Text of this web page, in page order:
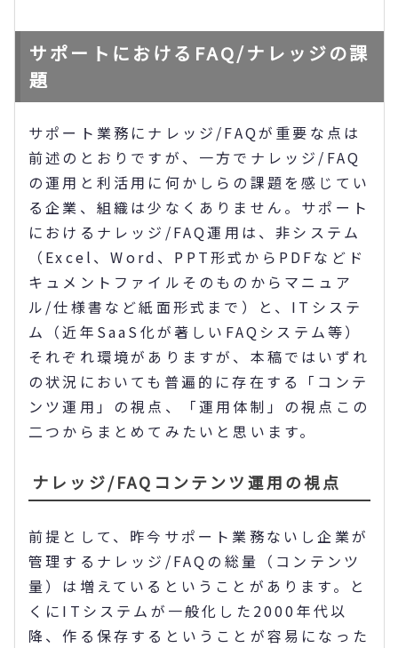
サポートにおけるFAQ/ナレッジの課
題
サポート業務にナレッジ/FAQが重要な点は
前述のとおりですが、一方でナレッジ/FAQ
の運用と利活用に何かしらの課題を感じてい
る企業、組織は少なくありません。サポート
におけるナレッジ/FAQ運用は、非システム
（Excel、Word、PPT形式からPDFなどド
キュメントファイルそのものからマニュア
ル/仕様書など紙面形式まで）と、ITシステ
ム（近年SaaS化が著しいFAQシステム等）
それぞれ環境がありますが、本稿ではいずれ
の状況においても普遍的に存在する「コンテ
ンツ運用」の視点、「運用体制」の視点この
二つからまとめてみたいと思います。
ナレッジ/FAQコンテンツ運用の視点
前提として、昨今サポート業務ないし企業が
管理するナレッジ/FAQの総量（コンテンツ
量）は増えているということがあります。と
くにITシステムが一般化した2000年代以
降、作る保存するということが容易になった